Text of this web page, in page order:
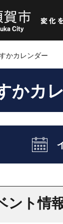
かカレンダー
かカ
ント情